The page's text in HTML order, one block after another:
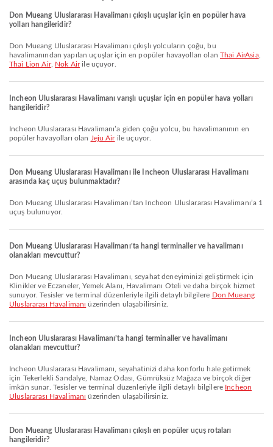
Don Mueang Uluslararası Havalimanı çıkışlı uçuşlar için en popüler hava
yolları hangileridir?
Don Mueang Uluslararası Havalimanı çıkışlı yolcuların çoğu, bu
havalimanından yapılan uçuşlar için en popüler havayolları olan Thai AirAsia,
Thai Lion Air, Nok Airile uçuyor.
Incheon Uluslararası Havalimanı varışlı uçuşlar için en popüler hava yolları
hangileridir?
Incheon Uluslararası Havalimanı’a giden çoğu yolcu, bu havalimanının en
popüler havayolları olan Jeju Airile uçuyor.
Don Mueang Uluslararası Havalimanı ile Incheon Uluslararası Havalimanı
arasında kaç uçuş bulunmaktadır?
Don Mueang Uluslararası Havalimanı’tan Incheon Uluslararası Havalimanı’a 1
uçuş bulunuyor.
Don Mueang Uluslararası Havalimanı’ta hangi terminaller ve havalimanı
olanakları mevcuttur?
Don Mueang Uluslararası Havalimanı, seyahat deneyiminizi geliştirmek için
Klinikler ve Eczaneler, Yemek Alanı, Havalimanı Oteli ve daha birçok hizmet
sunuyor. Tesisler ve terminal düzenleriyle ilgili detaylı bilgilere Don Mueang
Uluslararası Havalimanı üzerinden ulaşabilirsiniz.
Incheon Uluslararası Havalimanı’ta hangi terminaller ve havalimanı
olanakları mevcuttur?
Incheon Uluslararası Havalimanı, seyahatinizi daha konforlu hale getirmek
için Tekerlekli Sandalye, Namaz Odası, Gümrüksüz Mağaza ve birçok diğer
imkân sunar. Tesisler ve terminal düzenleriyle ilgili detaylı bilgilere Incheon
Uluslararası Havalimanı üzerinden ulaşabilirsiniz.
Don Mueang Uluslararası Havalimanı çıkışlı en popüler uçuş rotaları
hangileridir?